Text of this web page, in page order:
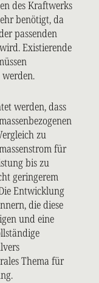
des Kraftwerks
benötigt, da
passenden
Existierende
werden, dass
zu
für
bis zu
geringerem
Entwicklung
die diese
und eine
Thema für